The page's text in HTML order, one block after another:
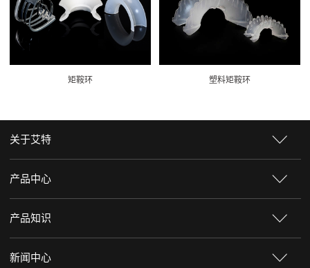
矩鞍环 塑料矩鞍环
关于艾特
产品中心
产品知识
新闻中心